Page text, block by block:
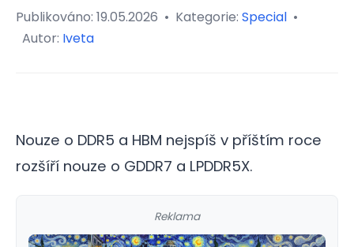
Publikováno: 19.05.2026 • Kategorie: Special •
Autor: Iveta
Nouze o DDR5 a HBM nejspíš v příštím roce
rozšíří nouze o GDDR7 a LPDDR5X.
Reklama